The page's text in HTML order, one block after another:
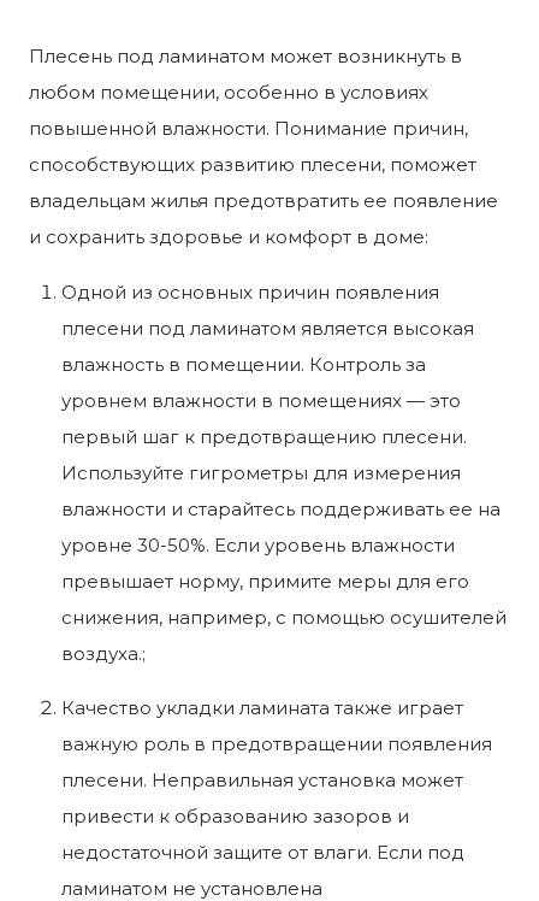
Плесень под ламинатом может возникнуть в
любом помещении, особенно в условиях
повышенной влажности. Понимание причин,
способствующих развитию плесени, поможет
владельцам жилья предотвратить ее появление
и сохранить здоровье и комфорт в доме:
Одной из основных причин появления
плесени под ламинатом является высокая
влажность в помещении. Контроль за
уровнем влажности в помещениях — это
первый шаг к предотвращению плесени.
Используйте гигрометры для измерения
влажности и старайтесь поддерживать ее на
уровне 30-50%. Если уровень влажности
превышает норму, примите меры для его
снижения, например, с помощью осушителей
воздуха.;
Качество укладки ламината также играет
важную роль в предотвращении появления
плесени. Неправильная установка может
привести к образованию зазоров и
недостаточной защите от влаги. Если под
ламинатом не установлена